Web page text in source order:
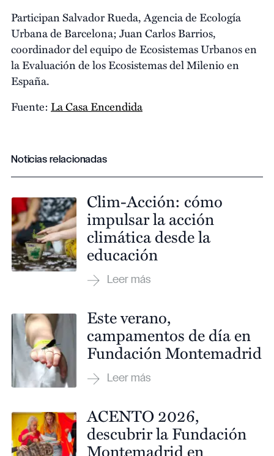
Participan Salvador Rueda, Agencia de Ecología
Urbana de Barcelona; Juan Carlos Barrios,
coordinador del equipo de Ecosistemas Urbanos en
la Evaluación de los Ecosistemas del Milenio en
España.
Fuente: La Casa Encendida
Noticias relacionadas
Clim-Acción: cómo
impulsar la acción
climática desde la
educación
Este verano,
campamentos de día en
Fundación Montemadrid
ACENTO 2026,
descubrir la Fundación
Montemadrid en